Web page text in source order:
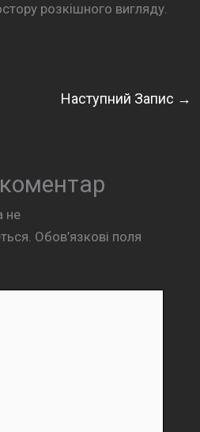
розкішного вигляду.
Наступний Запис →
не
Обов’язкові поля